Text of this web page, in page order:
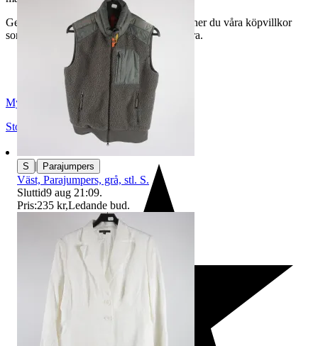
Genom att buda på våra annonser godkänner du våra köpvillkor
som du hittar på vår infosida här på Tradera.
Myrorna
Stockholm
Sverige
S | Parajumpers
Väst, Parajumpers, grå, stl. S.
Sluttid9 aug 21:09.
Pris:235 kr,Ledande bud.